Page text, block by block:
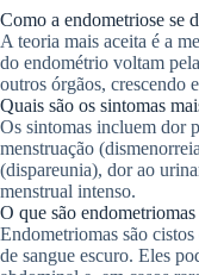
Como a endometriose se
A teoria mais aceita é a
do endométrio voltam
outros órgãos, crescendo
Quais são os sintomas
Os sintomas incluem dor
menstruação
(dispareunia), dor ao
menstrual intenso.
O que são
Endometriomas são
de sangue escuro. Eles